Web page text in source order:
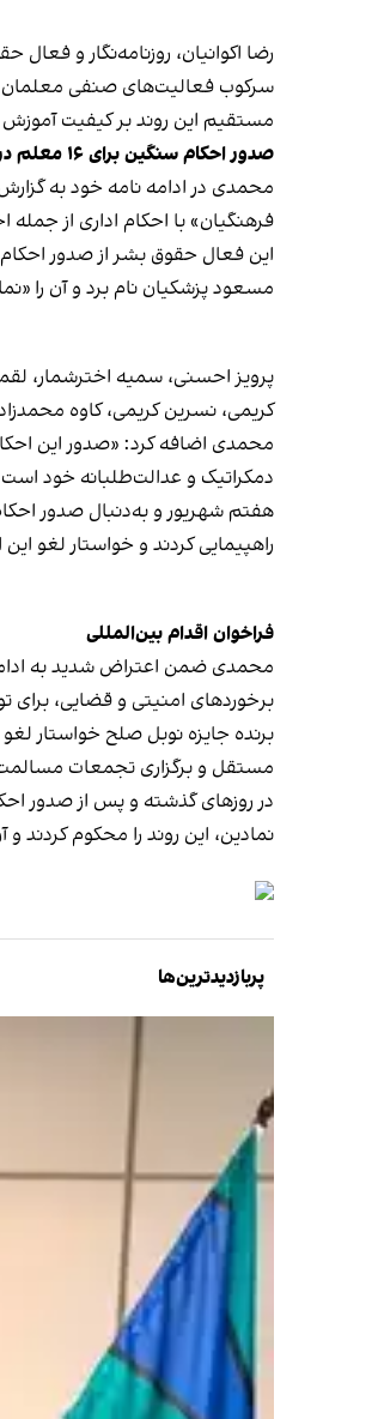
رضا اکوانیان، روزنامه‌نگار و
مستقیم این روند بر کیفیت آموزش
صدور احکام سنگین برای ۱۶ معلم در کردستان
فرهنگیان» با احکام اداری از
مسعود پزشکیان نام برد و آن را
پرویز احسنی، سمیه اخترشمار،
کریمی، نسرین کریمی، کاوه محمدزاده، غیاث نعمتی و فیصل نوری، ۱۶ معلمی هستند
محمدی اضافه کرد: «صدور این
دمکراتیک و عدالت‌طلبانه خود
هفتم شهریور و به‌دنبال صدور
راهپیمایی کردند و خواستار لغو
فراخوان اقدام بین‌المللی
محمدی ضمن اعتراض شدید به
برخوردهای امنیتی و قضایی، برای
مستقل و برگزاری تجمعات
در روزهای گذشته و پس از صدور
نمادین، این روند را محکوم کردند
پربازدیدترین‌ها